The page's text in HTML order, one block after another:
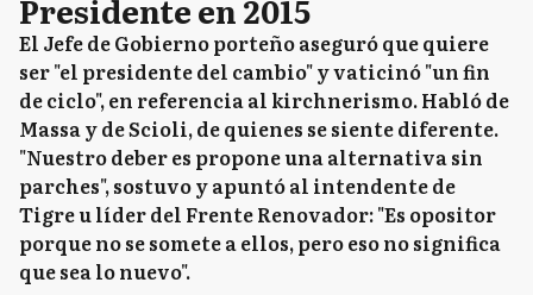
Presidente en 2015
El Jefe de Gobierno porteño aseguró que quiere
ser "el presidente del cambio" y vaticinó "un fin
de ciclo", en referencia al kirchnerismo. Habló de
Massa y de Scioli, de quienes se siente diferente.
"Nuestro deber es propone una alternativa sin
parches", sostuvo y apuntó al intendente de
Tigre u líder del Frente Renovador: "Es opositor
porque no se somete a ellos, pero eso no significa
que sea lo nuevo".